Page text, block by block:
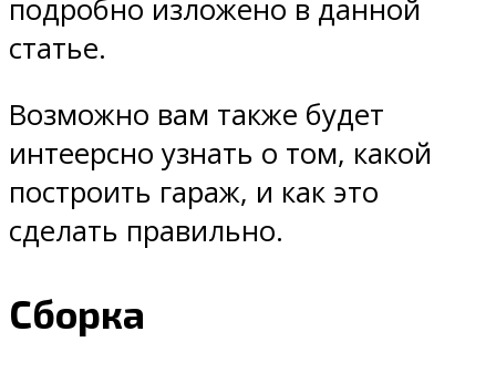
подробно изложено в данной
статье.
Возможно вам также будет
интеерсно узнать о том, какой
построить гараж, и как это
сделать правильно.
Сборка